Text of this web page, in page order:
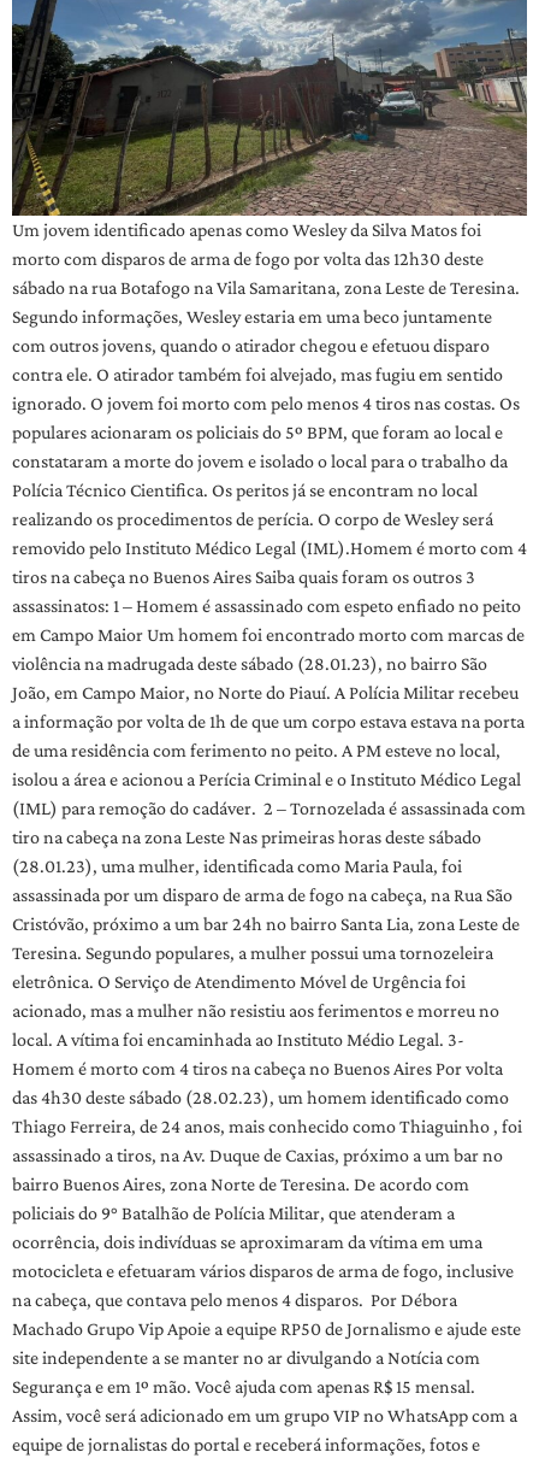
Um jovem identificado apenas como Wesley da Silva Matos foi
morto com disparos de arma de fogo por volta das 12h30 deste
sábado na rua Botafogo na Vila Samaritana, zona Leste de Teresina.
Segundo informações, Wesley estaria em uma beco juntamente
com outros jovens, quando o atirador chegou e efetuou disparo
contra ele. O atirador também foi alvejado, mas fugiu em sentido
ignorado. O jovem foi morto com pelo menos 4 tiros nas costas. Os
populares acionaram os policiais do 5º BPM, que foram ao local e
constataram a morte do jovem e isolado o local para o trabalho da
Polícia Técnico Cientifica. Os peritos já se encontram no local
realizando os procedimentos de perícia. O corpo de Wesley será
removido pelo Instituto Médico Legal (IML).Homem é morto com 4
tiros na cabeça no Buenos Aires Saiba quais foram os outros 3
assassinatos: 1 – Homem é assassinado com espeto enfiado no peito
em Campo Maior Um homem foi encontrado morto com marcas de
violência na madrugada deste sábado (28.01.23), no bairro São
João, em Campo Maior, no Norte do Piauí. A Polícia Militar recebeu
a informação por volta de 1h de que um corpo estava estava na porta
de uma residência com ferimento no peito. A PM esteve no local,
isolou a área e acionou a Perícia Criminal e o Instituto Médico Legal
(IML) para remoção do cadáver. 2 – Tornozelada é assassinada com
tiro na cabeça na zona Leste Nas primeiras horas deste sábado
(28.01.23), uma mulher, identificada como Maria Paula, foi
assassinada por um disparo de arma de fogo na cabeça, na Rua São
Cristóvão, próximo a um bar 24h no bairro Santa Lia, zona Leste de
Teresina. Segundo populares, a mulher possui uma tornozeleira
eletrônica. O Serviço de Atendimento Móvel de Urgência foi
acionado, mas a mulher não resistiu aos ferimentos e morreu no
local. A vítima foi encaminhada ao Instituto Médio Legal. 3-
Homem é morto com 4 tiros na cabeça no Buenos Aires Por volta
das 4h30 deste sábado (28.02.23), um homem identificado como
Thiago Ferreira, de 24 anos, mais conhecido como Thiaguinho , foi
assassinado a tiros, na Av. Duque de Caxias, próximo a um bar no
bairro Buenos Aires, zona Norte de Teresina. De acordo com
policiais do 9° Batalhão de Polícia Militar, que atenderam a
ocorrência, dois indivíduas se aproximaram da vítima em uma
motocicleta e efetuaram vários disparos de arma de fogo, inclusive
na cabeça, que contava pelo menos 4 disparos. Por Débora
Machado Grupo Vip Apoie a equipe RP50 de Jornalismo e ajude este
site independente a se manter no ar divulgando a Notícia com
Segurança e em 1º mão. Você ajuda com apenas R$ 15 mensal.
Assim, você será adicionado em um grupo VIP no WhatsApp com a
equipe de jornalistas do portal e receberá informações, fotos e